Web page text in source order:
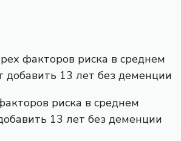
риска в среднем
13 лет без деменции